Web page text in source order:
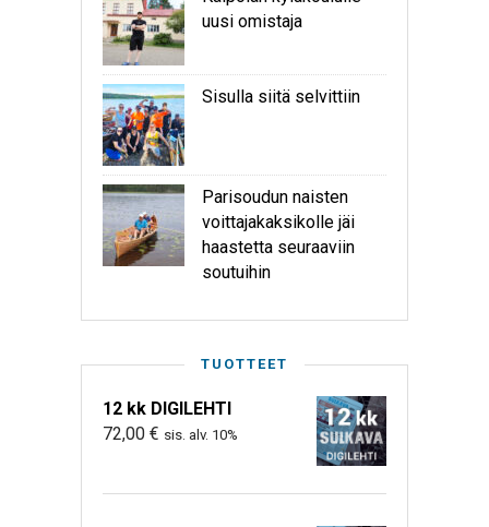
uusi omistaja
Sisulla siitä selvittiin
Parisoudun naisten
voittajakaksikolle jäi
haastetta seuraaviin
soutuihin
TUOTTEET
12 kk DIGILEHTI
72,00 € sis. alv. 10%